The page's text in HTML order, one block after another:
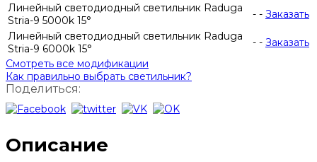
Линейный светодиодный светильник Raduga
Stria-9 5000k 15°
- - Заказать
Линейный светодиодный светильник Raduga
Stria-9 6000k 15°
- - Заказать
Смотреть все модификации
Как правильно выбрать светильник?
Поделиться:
Описание